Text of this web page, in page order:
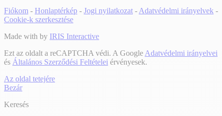
Fiókom - Honlaptérkép - Jogi nyilatkozat - Adatvédelmi irányelvek -
Cookie-k szerkesztése
Made with by IRIS Interactive
Ezt az oldalt a reCAPTCHA védi. A Google Adatvédelmi irányelvei
és Általános Szerződési Feltételei érvényesek.
Az oldal tetejére
Bezár
Keresés